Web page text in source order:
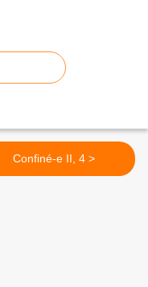
Confiné-e II, 4 >